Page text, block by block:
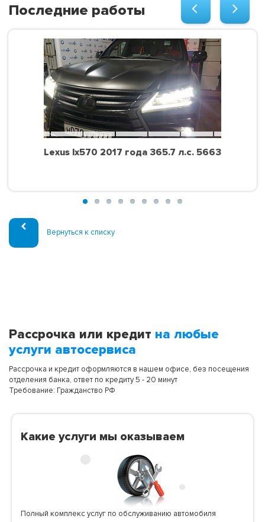
Последние работы
Lexus lx570 2017 года 365.7 л.с. 5663
Вернуться к списку
Рассрочка или кредит на любые
услуги автосервиса
Рассрочка и кредит оформляются в нашем офисе, без посещения
отделения банка, ответ по кредиту 5 - 20 минут
Требование: Гражданство РФ
Какие услуги мы оказываем
Полный комплекс услуг по обслуживанию автомобиля